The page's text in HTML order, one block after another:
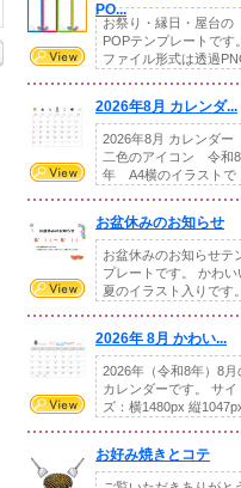
PO...
お祭り・縁日・屋台の
POPテンプレートです。
ファイル形式は透過
2026年8月 カレンダ...
2026年8月 カレンダー
二色のアイコン 令和8
年 A4横のイラストで
お盆休みのお知らせ
お盆休みのお知らせテ
プレートです。 かわい
夏のイラスト入りです。
2026年 8月 かわい...
2026年（令和8年）8月
カレンダーです。 サイ
ズ：横1480px 縦
お好み焼きとコテ